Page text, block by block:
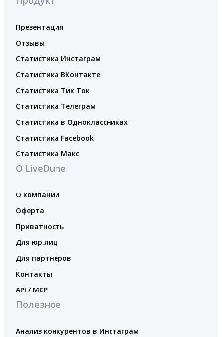
Презентация
Отзывы
Статистика Инстаграм
Статистика ВКонтакте
Статистика Тик Ток
Статистика Телеграм
Статистика в Одноклассниках
Статистика Facebook
Статистика Макс
О LiveDune
О компании
Оферта
Приватность
Для юр.лиц
Для партнеров
Контакты
API / MCP
Полезное
Анализ конкурентов в Инстаграм